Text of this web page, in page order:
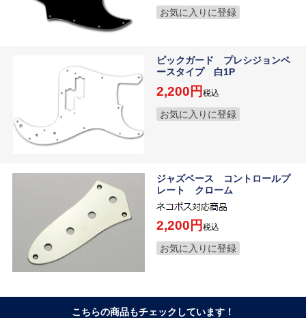
お気に入りに登録
ピックガード プレシジョンベ
ースタイプ 白1P
2,200 税込
お気に入りに登録
ジャズベース コントロールプ
レート クローム
2,200 税込
お気に入りに登録
こちらの商品もチェックしています！